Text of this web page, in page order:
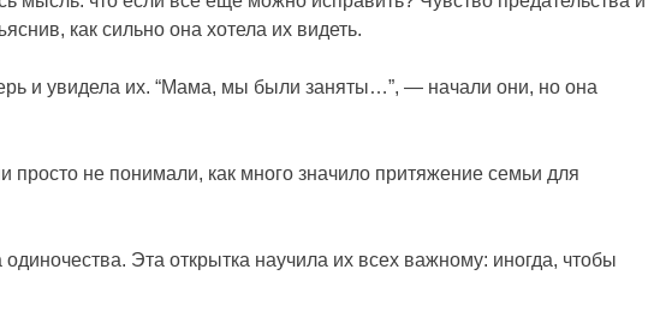
как сильно она хотела их видеть.
и увидела их. “Мама, мы были заняты…”, — начали они, но она
просто не понимали, как много значило притяжение семьи для
Эта открытка научила их всех важному: иногда, чтобы